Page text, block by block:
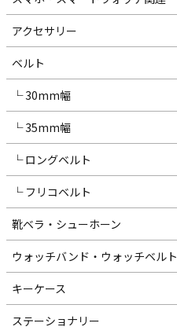
アクセサリー
ベルト
└ 30mm幅
└ 35mm幅
└ ロングベルト
└ フリコベルト
靴ベラ・シューホーン
ウォッチバンド・ウォッチベルト
キーケース
ステーショナリー